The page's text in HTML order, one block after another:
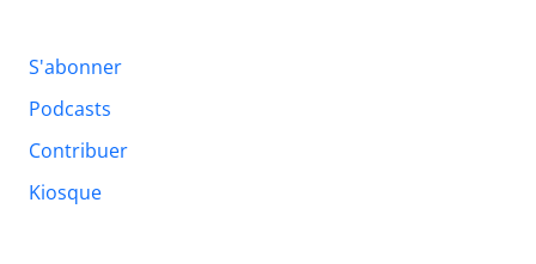
S'abonner
Podcasts
Contribuer
Kiosque